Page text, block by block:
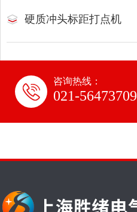
硬质冲头标距打点机
咨询热线：
021-56473709